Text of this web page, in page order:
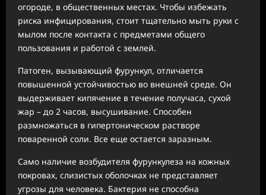
огороде, в общественных местах. Чтобы избежать
риска инфицирования, стоит тщательно мыть руки с
мылом после контакта с предметами общего
пользования и работой с землей.
Патоген, вызывающий фурункул, отличается
повышенной устойчивостью во внешней среде. Он
выдерживает кипячение в течение получаса, сухой
жар – до 2 часов, высушивание. Способен
размножаться в гипертоническом растворе
поваренной соли. Все еще остается заразным.
Само наличие возбудителя фурункулеза на кожных
покровах, слизистых оболочках не представляет
угрозы для человека. Бактерия не способна